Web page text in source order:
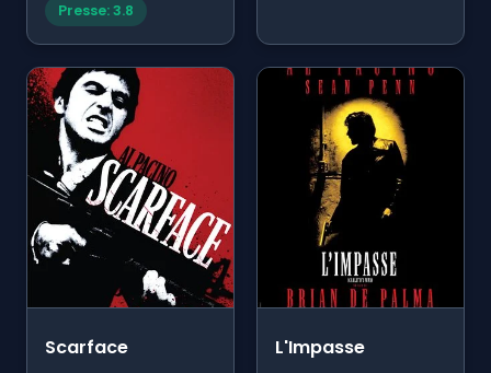
Presse: 3.8
Scarface L'Impasse